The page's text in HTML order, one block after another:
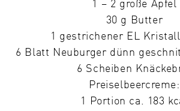
1 – 2 große Äpfel
30 g Butter
1 gestrichener EL
6 Blatt Neuburger dünn
6 Scheiben
Preiselbeercreme:
1 Portion ca. 183